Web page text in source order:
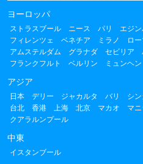
ヨーロッパ
ストラスブール ニース パリ エジン
フィレンツェ
ベネチア ミラノ ロ
アムステルダム
グラナダ セビリア
フランクフルト
ベルリン ミュンヘン
アジア
日本 デリー ジャカルタ バリ シ
台北
香港 上海 北京 マカオ マニ
クアラルンプール
中東
イスタンブール